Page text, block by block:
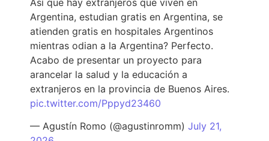
Argentina, estudian gratis en Argentina, se
atienden gratis en hospitales Argentinos
mientras odian a la Argentina? Perfecto.
Acabo de presentar un proyecto para
arancelar la salud y la educación a
extranjeros en la provincia de Buenos Aires.
pic.twitter.com/Pppyd23460
— Agustín Romo (@agustinromm) July 21,